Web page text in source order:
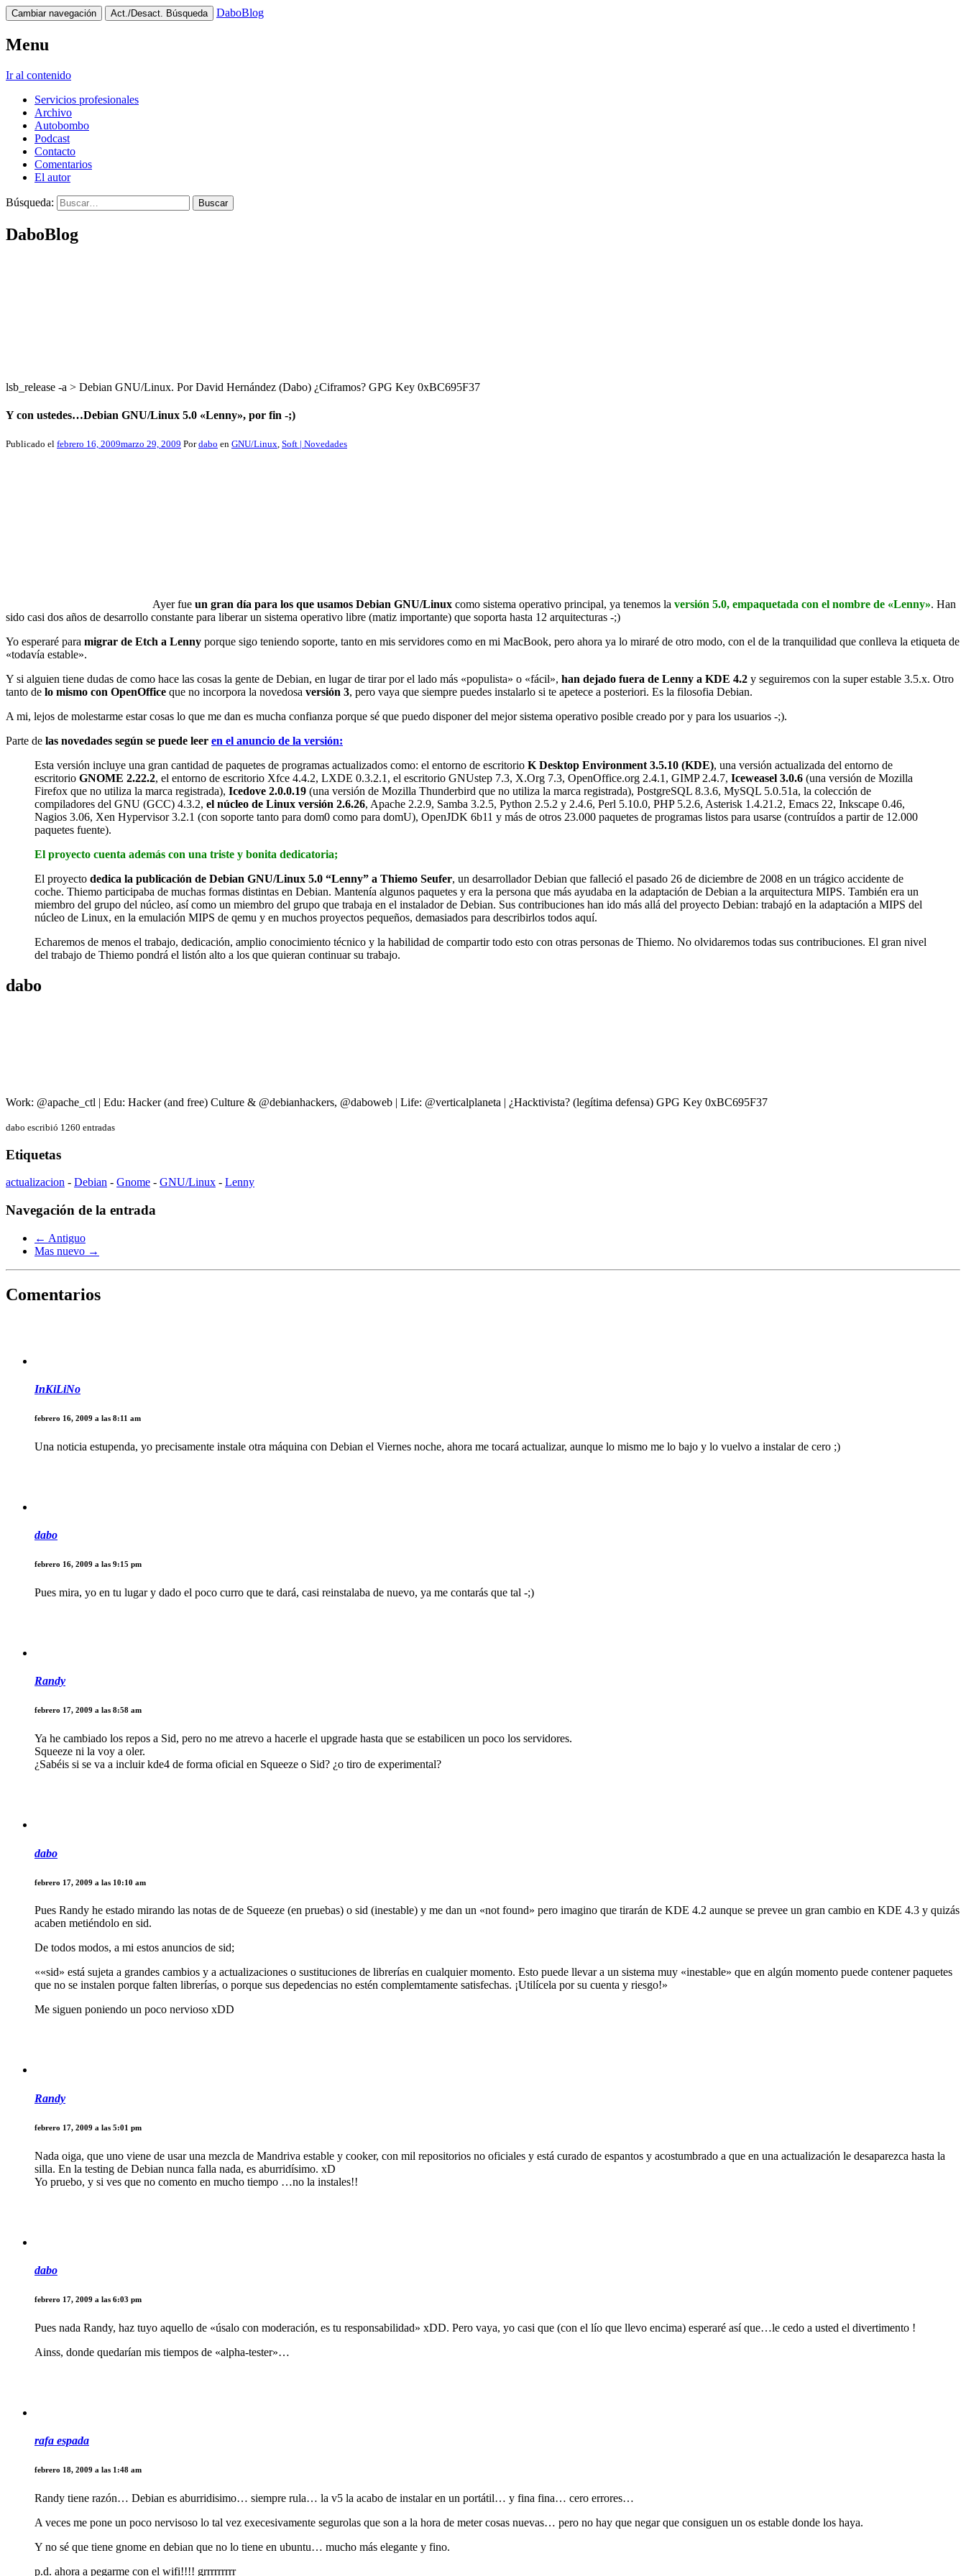
Cambiar navegación Act./Desact. Búsqueda DaboBlog
Menu
Ir al contenido
Servicios profesionales
Archivo
Autobombo
Podcast
Contacto
Comentarios
El autor
Búsqueda:
DaboBlog
lsb_release -a > Debian GNU/Linux. Por David Hernández (Dabo) ¿Ciframos? GPG Key 0xBC695F37
Y con ustedes…Debian GNU/Linux 5.0 «Lenny», por fin -;)
Publicado el febrero 16, 2009marzo 29, 2009 Pordabo en GNU/Linux, Soft | Novedades
Ayer fue un gran día para los que usamos Debian GNU/Linux como sistema operativo principal, ya tenemos la versión 5.0, empaquetada con el nombre de «Lenny». Han
sido casi dos años de desarrollo constante para liberar un sistema operativo libre (matiz importante) que soporta hasta 12 arquitecturas -;)
Yo esperaré para migrar de Etch a Lenny porque sigo teniendo soporte, tanto en mis servidores como en mi MacBook, pero ahora ya lo miraré de otro modo, con el de la tranquilidad que conlleva la etiqueta de
«todavía estable».
Y si alguien tiene dudas de como hace las cosas la gente de Debian, en lugar de tirar por el lado más «populista» o «fácil», han dejado fuera de Lenny a KDE 4.2 y seguiremos con la super estable 3.5.x. Otro
tanto de lo mismo con OpenOffice que no incorpora la novedosa versión 3, pero vaya que siempre puedes instalarlo si te apetece a posteriori. Es la filosofia Debian.
A mi, lejos de molestarme estar cosas lo que me dan es mucha confianza porque sé que puedo disponer del mejor sistema operativo posible creado por y para los usuarios -;).
Parte de las novedades según se puede leer en el anuncio de la versión:
Esta versión incluye una gran cantidad de paquetes de programas actualizados como: el entorno de escritorio K Desktop Environment 3.5.10 (KDE), una versión actualizada del entorno de
escritorio GNOME 2.22.2, el entorno de escritorio Xfce 4.4.2, LXDE 0.3.2.1, el escritorio GNUstep 7.3, X.Org 7.3, OpenOffice.org 2.4.1, GIMP 2.4.7, Iceweasel 3.0.6 (una versión de Mozilla
Firefox que no utiliza la marca registrada), Icedove 2.0.0.19 (una versión de Mozilla Thunderbird que no utiliza la marca registrada), PostgreSQL 8.3.6, MySQL 5.0.51a, la colección de
compiladores del GNU (GCC) 4.3.2, el núcleo de Linux versión 2.6.26, Apache 2.2.9, Samba 3.2.5, Python 2.5.2 y 2.4.6, Perl 5.10.0, PHP 5.2.6, Asterisk 1.4.21.2, Emacs 22, Inkscape 0.46,
Nagios 3.06, Xen Hypervisor 3.2.1 (con soporte tanto para dom0 como para domU), OpenJDK 6b11 y más de otros 23.000 paquetes de programas listos para usarse (contruídos a partir de 12.000
paquetes fuente).
El proyecto cuenta además con una triste y bonita dedicatoria;
El proyecto dedica la publicación de Debian GNU/Linux 5.0 Lenny a Thiemo Seufer, un desarrollador Debian que falleció el pasado 26 de diciembre de 2008 en un trágico accidente de
coche. Thiemo participaba de muchas formas distintas en Debian. Mantenía algunos paquetes y era la persona que más ayudaba en la adaptación de Debian a la arquitectura MIPS. También era un
miembro del grupo del núcleo, así como un miembro del grupo que trabaja en el instalador de Debian. Sus contribuciones han ido más allá del proyecto Debian: trabajó en la adaptación a MIPS del
núcleo de Linux, en la emulación MIPS de qemu y en muchos proyectos pequeños, demasiados para describirlos todos aquí.
Echaremos de menos el trabajo, dedicación, amplio conocimiento técnico y la habilidad de compartir todo esto con otras personas de Thiemo. No olvidaremos todas sus contribuciones. El gran nivel
del trabajo de Thiemo pondrá el listón alto a los que quieran continuar su trabajo.
dabo
Work: @apache_ctl | Edu: Hacker (and free) Culture & @debianhackers, @daboweb | Life: @verticalplaneta | ¿Hacktivista? (legítima defensa) GPG Key 0xBC695F37
dabo escribió 1260 entradas
Etiquetas
actualizacion - Debian - Gnome - GNU/Linux - Lenny
Navegación de la entrada
← Antiguo
Mas nuevo →
Comentarios
InKiLiNo
febrero 16, 2009 a las 8:11 am
Una noticia estupenda, yo precisamente instale otra máquina con Debian el Viernes noche, ahora me tocará actualizar, aunque lo mismo me lo bajo y lo vuelvo a instalar de cero ;)
dabo
febrero 16, 2009 a las 9:15 pm
Pues mira, yo en tu lugar y dado el poco curro que te dará, casi reinstalaba de nuevo, ya me contarás que tal -;)
Randy
febrero 17, 2009 a las 8:58 am
Ya he cambiado los repos a Sid, pero no me atrevo a hacerle el upgrade hasta que se estabilicen un poco los servidores.
Squeeze ni la voy a oler.
¿Sabéis si se va a incluir kde4 de forma oficial en Squeeze o Sid? ¿o tiro de experimental?
dabo
febrero 17, 2009 a las 10:10 am
Pues Randy he estado mirando las notas de de Squeeze (en pruebas) o sid (inestable) y me dan un «not found» pero imagino que tirarán de KDE 4.2 aunque se prevee un gran cambio en KDE 4.3 y quizás
acaben metiéndolo en sid.
De todos modos, a mi estos anuncios de sid;
««sid» está sujeta a grandes cambios y a actualizaciones o sustituciones de librerías en cualquier momento. Esto puede llevar a un sistema muy «inestable» que en algún momento puede contener paquetes
que no se instalen porque falten librerías, o porque sus depedencias no estén complemtamente satisfechas. ¡Utilícela por su cuenta y riesgo!»
Me siguen poniendo un poco nervioso xDD
Randy
febrero 17, 2009 a las 5:01 pm
Nada oiga, que uno viene de usar una mezcla de Mandriva estable y cooker, con mil repositorios no oficiales y está curado de espantos y acostumbrado a que en una actualización le desaparezca hasta la
silla. En la testing de Debian nunca falla nada, es aburridísimo. xD
Yo pruebo, y si ves que no comento en mucho tiempo …no la instales!!
dabo
febrero 17, 2009 a las 6:03 pm
Pues nada Randy, haz tuyo aquello de «úsalo con moderación, es tu responsabilidad» xDD. Pero vaya, yo casi que (con el lío que llevo encima) esperaré así que…le cedo a usted el divertimento !
Ainss, donde quedarían mis tiempos de «alpha-tester»…
rafa espada
febrero 18, 2009 a las 1:48 am
Randy tiene razón… Debian es aburridisimo… siempre rula… la v5 la acabo de instalar en un portátil… y fina fina… cero errores…
A veces me pone un poco nervisoso lo tal vez execesivamente segurolas que son a la hora de meter cosas nuevas… pero no hay que negar que consiguen un os estable donde los haya.
Y no sé que tiene gnome en debian que no lo tiene en ubuntu… mucho más elegante y fino.
p.d. ahora a pegarme con el wifi!!!! grrrrrrrrr